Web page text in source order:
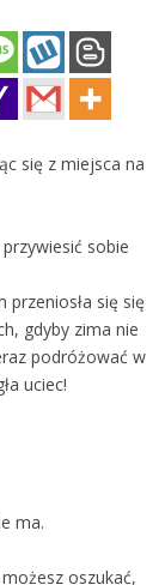
się z miejsca na
sobie
przeniosła się się
gdyby zima nie
podróżować w
uciec!
ma.
oszukać,